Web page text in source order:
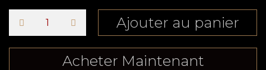
Ajouter au panier
Acheter Maintenant